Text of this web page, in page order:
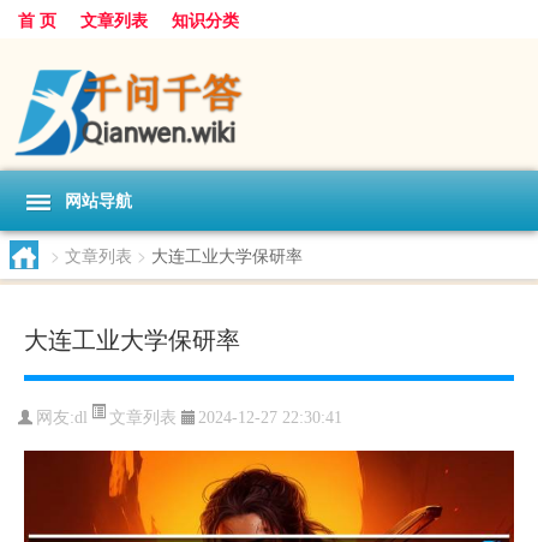
首 页 文章列表 知识分类
网站导航
> 文章列表 > 大连工业大学保研率
大连工业大学保研率
网友:dl 文章列表 2024-12-27 22:30:41